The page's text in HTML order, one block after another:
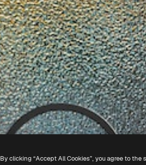
By clicking “Accept All Cookies”, you agree to